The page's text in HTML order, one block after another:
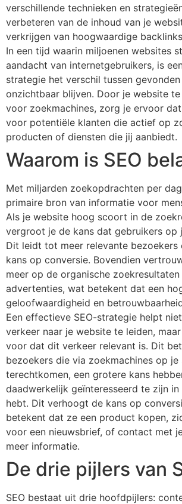
verschillende technieken en
verbeteren van de inhoud van je
verkrijgen van hoogwaardige
In een tijd waarin miljoenen websites
aandacht van internetgebruikers, is
strategie het verschil tussen
onzichtbaar blijven. Door je website
voor zoekmachines, zorg je ervoor
voor potentiële klanten die actief op
producten of diensten die jij aanbiedt.
Waarom is SEO
Met miljarden zoekopdrachten per
primaire bron van informatie voor
Als je website hoog scoort in de
vergroot je de kans dat gebruikers op
Dit leidt tot meer relevante bezoekers
kans op conversie. Bovendien
meer op de organische
advertenties, wat betekent dat een
geloofwaardigheid en
Een effectieve SEO-strategie helpt
verkeer naar je website te leiden,
voor dat dit verkeer relevant is. Dit
bezoekers die via zoekmachines op je
terechtkomen, een grotere kans
daadwerkelijk geïnteresseerd te zijn
hebt. Dit verhoogt de kans op
betekent dat ze een product kopen,
voor een nieuwsbrief, of contact met
meer informatie.
De drie pijlers van
SEO bestaat uit drie hoofdpijlers: